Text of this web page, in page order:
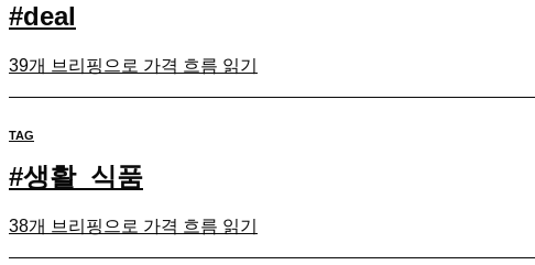
#deal
39개 브리핑으로 가격 흐름 읽기
TAG
#생활_식품
38개 브리핑으로 가격 흐름 읽기